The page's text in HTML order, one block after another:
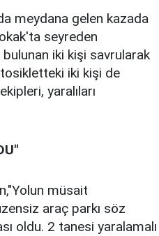
meydana gelen kazada
seyreden
iki kişi savrularak
iki kişi de
yaralıları
müsait
araç parkı söz
oldu. 2 tanesi yaralamalı